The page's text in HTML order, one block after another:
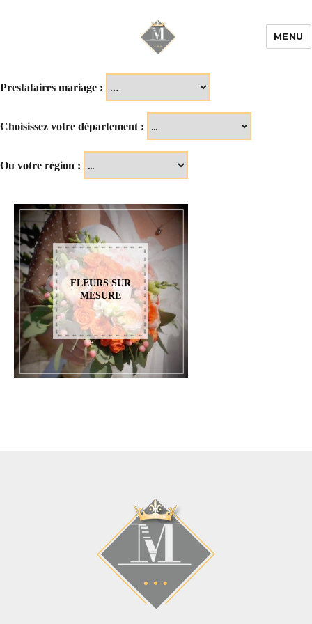
MENU
Prestataires mariage :
Choisissez votre département :
Ou votre région :
FLEURS SUR
MESURE